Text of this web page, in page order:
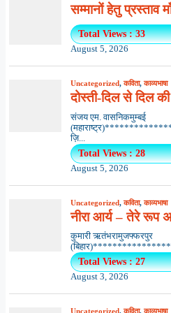
सम्मानों हेतु प्रस्ताव
Total Views : 33
August 5, 2026
Uncategorized,कविता,काव्यभाषा
दोस्ती-दिल से दिल
संजय एम. वासनिकमुम्बई
ज़ि...
Total Views : 28
August 5, 2026
Uncategorized,कविता,काव्यभाषा
नीरा आर्य – तेरे रूप
कुमारी ऋतंभरामुजफ्फरपुर
Total Views : 27
August 3, 2026
Uncategorized,कविता,काव्यभाषा